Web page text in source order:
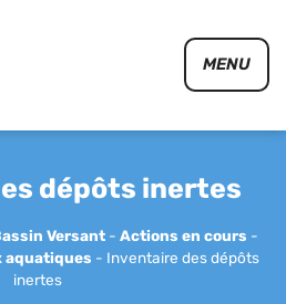
MENU
dépôts inertes
Versant- Actions en cours -
aquatiques - Inventaire des dépôts
inertes